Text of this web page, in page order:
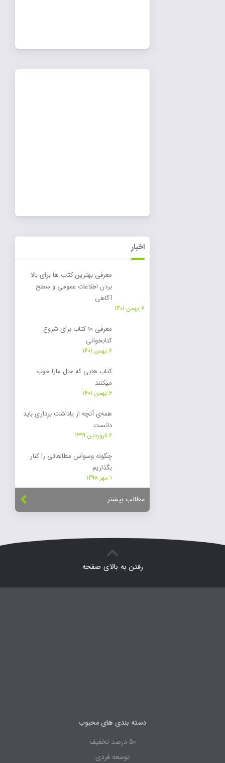
اخبار
معرفی بهترین کتاب ها برای بالا
بردن اطلاعات عمومی و سطح
آگاهی
7 بهمن 1401
معرفی 10 کتاب برای شروع
کتابخوانی
6 بهمن 1401
کتاب هایی که حال مارا خوب
میکنند
6 بهمن 1401
همه‌ی آنچه از یاداشت برداری باید
دانست
6 فروردین 1399
چگونه وسواس مطالعاتی را کنار
بگذاریم
1 مهر 1398
مطالب بیشتر
رفتن به بالای صفحه
دسته بندی های محبوب
50 درصد تخفیف
توسعه فردی